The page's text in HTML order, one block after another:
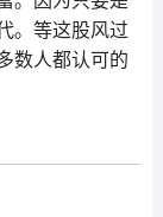
。等这股风过
数人都认可的